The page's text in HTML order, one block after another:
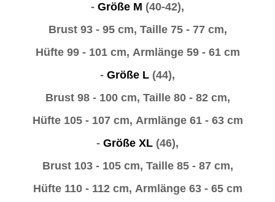
- Größe M (40-42),
Brust 93 - 95 cm, Taille 75 - 77 cm,
Hüfte 99 - 101 cm, Armlänge 59 - 61 cm
- Größe L (44),
Brust 98 - 100 cm, Taille 80 - 82 cm,
Hüfte 105 - 107 cm, Armlänge 61 - 63 cm
- Größe XL (46),
Brust 103 - 105 cm, Taille 85 - 87 cm,
Hüfte 110 - 112 cm, Armlänge 63 - 65 cm